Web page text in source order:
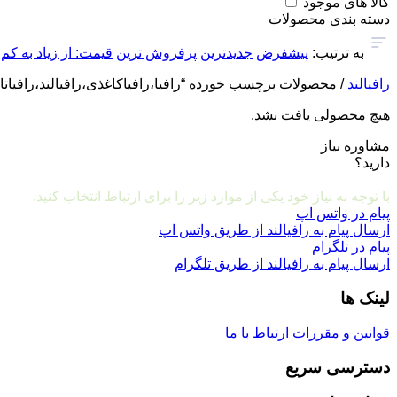
دسته بندی محصولات
به ترتیب: پیشفرض جدیدترین پرفروش ترین قیمت: از زیاد به کم
رافیالند / محصولات برچسب خورده
هیچ محصولی یافت نشد.
مشاوره نیاز
دارید؟
با توجه به نیاز خود یکی از موارد زیر را برای ارتباط انتخاب کنید.
پیام در واتس اپ
ارسال پیام به رافیالند از طریق واتس اپ
پیام در تلگرام
ارسال پیام به رافیالند از طریق تلگرام
لینک ها
قوانین و مقررات ارتباط با ما
دسترسی سریع